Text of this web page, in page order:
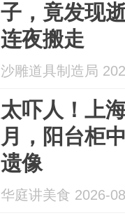
子，竟发现
连夜搬走
沙雕道具制造局
太吓人！上
月，阳台柜
遗像
华庭讲美食 2026-